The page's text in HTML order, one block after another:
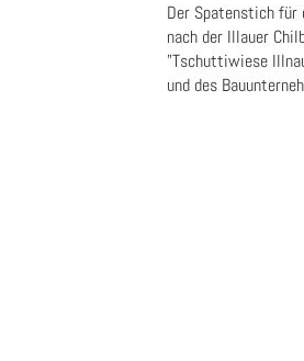
Der Spatenstich für
nach der Illauer
"Tschuttiwiese
und des